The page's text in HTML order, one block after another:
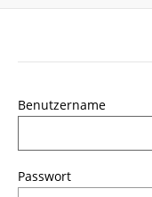
Benutzername
Passwort